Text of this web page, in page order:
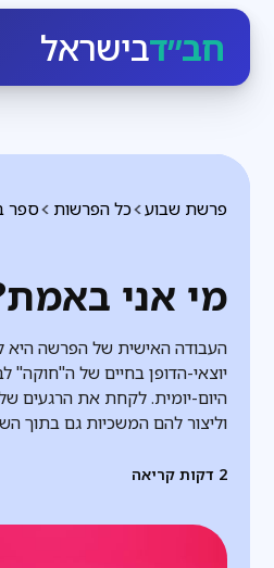
חב״דבישראל
ספר כל הפרשות פרשת שבוע
מי אני
העבודה האישית של הפרשה היא
יוצאי-הדופן בחיים של ה"חוקה"
היום-יומית. לקחת את הרגעים
וליצור להם המשכיות גם בתוך
2 דקות קריאה